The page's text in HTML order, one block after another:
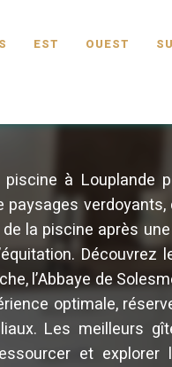
EST OUEST
à Louplande
paysages
la piscine après
l’Abbaye de
optimale,
Les meilleurs
et explorer